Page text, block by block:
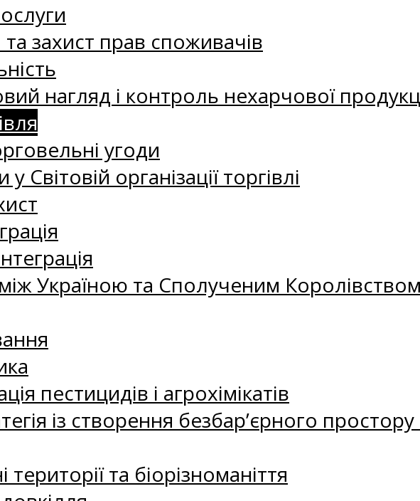
та захист прав споживачів
нагляд і контроль нехарчової
угоди
Світовій організації торгівлі
Україною та Сполученим Королівством
пестицидів і агрохімікатів
із створення безбар’єрного простору
та біорізноманіття